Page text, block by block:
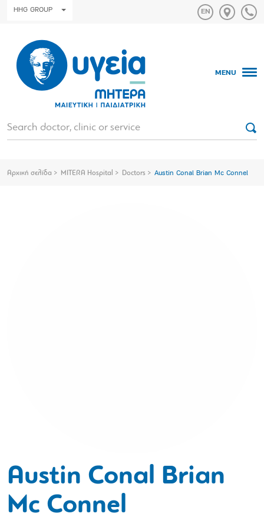
HHG GROUP
MENU
Αρχική σελίδα MITERA Hospital Doctors Austin Conal Brian Mc Connel
Austin Conal Brian
Mc Connel